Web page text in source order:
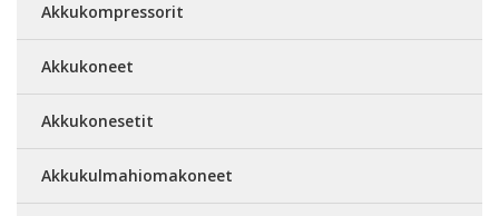
Akkukompressorit
Akkukoneet
Akkukonesetit
Akkukulmahiomakoneet